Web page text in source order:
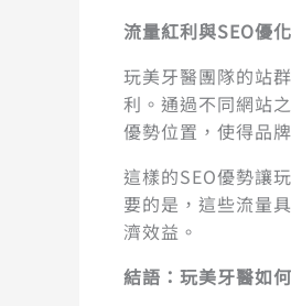
流量紅利與SEO優
玩美牙醫團隊的站
利。通過不同網站
優勢位置，使得品
這樣的SEO優勢讓
要的是，這些流量
濟效益。
結語：玩美牙醫如